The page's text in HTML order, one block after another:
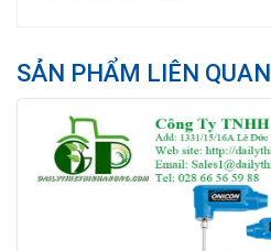
SẢN PHẨM LIÊN QUAN